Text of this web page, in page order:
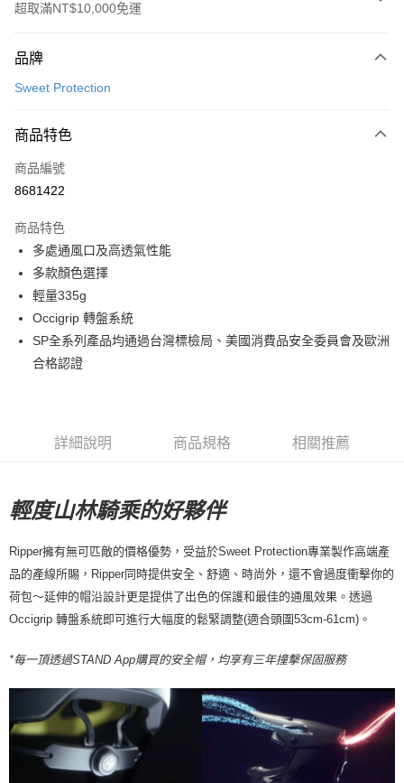
超取滿NT$10,000免運
信用卡一次付款
LINE Pay
Apple Pay
運送方式
全家店到店
每筆NT$80，滿NT$10,000(含以上)免運費
付款後全家取貨
每筆NT$80，滿NT$10,000(含以上)免運費
付款後7-11取貨
宅配
品牌
Sweet Protection
商品特色
商品編號
8681422
商品特色
多處通風口及高透氣性能
多款顏色選擇
輕量335g
Occigrip 轉盤系統
SP全系列產品均通過台灣標檢局、美國消費品安全委員會及歐洲
合格認證
詳細說明 商品規格 相關推薦
輕度山林騎乘的好夥伴
Ripper擁有無可匹敵的價格優勢，受益於Sweet Protection專業製作高端產
品的產線所賜，Ripper同時提供安全、舒適、時尚外，還不會過度衝擊你的
荷包～延伸的帽沿設計更是提供了出色的保護和最佳的通風效果。透過
Occigrip 轉盤系統即可進行大幅度的鬆緊調整(適合頭圍53cm-61cm)。
*每一頂透過STAND App購買的安全帽，均享有三年撞擊保固服務